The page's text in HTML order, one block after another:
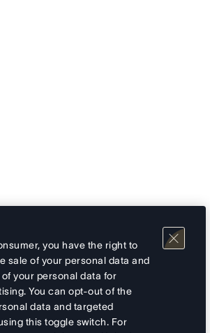
you have the right to
sale of your personal data and
your personal data for
You can opt-out of the
data and targeted
this toggle switch. For